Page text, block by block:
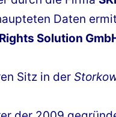
Daten
Solution
Sitz in der